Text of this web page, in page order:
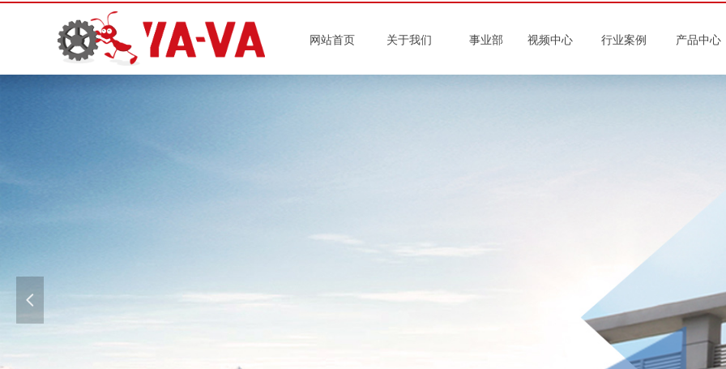
网站首页 关于我们 事业部 视频中心 行业案例 产品中心
넳